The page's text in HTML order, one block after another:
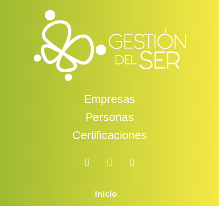
Empresas
Personas
Certificaciones
Inicio